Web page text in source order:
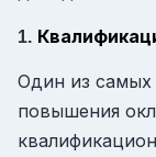
1.
Один из самых
повышения